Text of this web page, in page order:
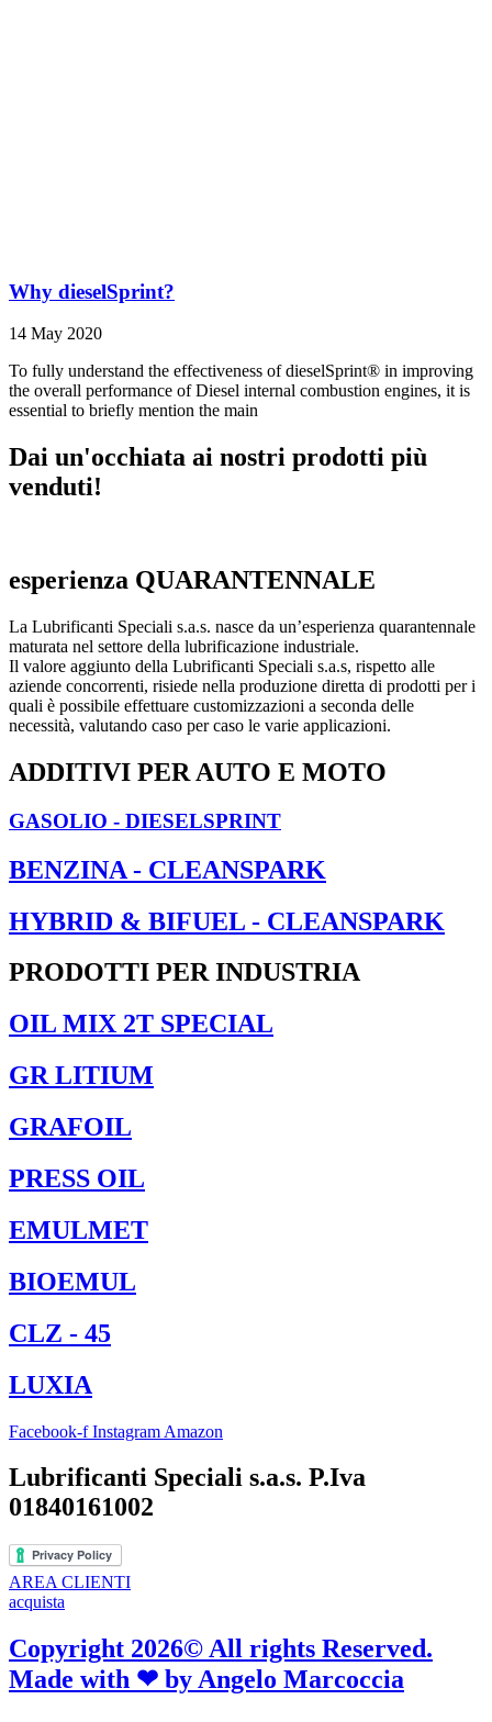
Why dieselSprint?
14 May 2020
To fully understand the effectiveness of dieselSprint® in improving
the overall performance of Diesel internal combustion engines, it is
essential to briefly mention the main
Dai un'occhiata ai nostri prodotti più
venduti!
esperienza QUARANTENNALE
La Lubrificanti Speciali s.a.s. nasce da un’esperienza quarantennale
maturata nel settore della lubrificazione industriale.
Il valore aggiunto della Lubrificanti Speciali s.a.s, rispetto alle
aziende concorrenti, risiede nella produzione diretta di prodotti per i
quali è possibile effettuare customizzazioni a seconda delle
necessità, valutando caso per caso le varie applicazioni.
ADDITIVI PER AUTO E MOTO
GASOLIO - DIESELSPRINT
BENZINA - CLEANSPARK
HYBRID & BIFUEL - CLEANSPARK
PRODOTTI PER INDUSTRIA
OIL MIX 2T SPECIAL
GR LITIUM
GRAFOIL
PRESS OIL
EMULMET
BIOEMUL
CLZ - 45
LUXIA
Facebook-f Instagram Amazon
Lubrificanti Speciali s.a.s. P.Iva
01840161002
AREA CLIENTI
acquista
Copyright 2026© All rights Reserved.
Made with ❤ byAngelo Marcoccia